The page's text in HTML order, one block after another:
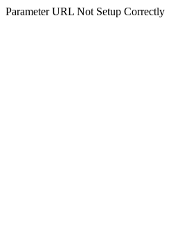
Parameter URL Not Setup Correctly